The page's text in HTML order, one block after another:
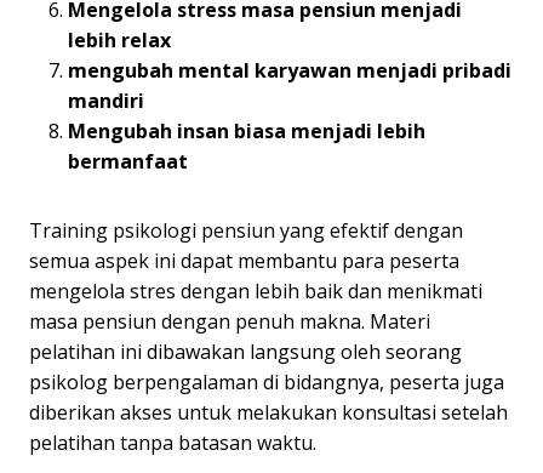
Mengelola stress masa pensiun menjadi
lebih relax
mengubah mental karyawan menjadi pribadi
mandiri
Mengubah insan biasa menjadi lebih
bermanfaat
Training psikologi pensiun yang efektif dengan
semua aspek ini dapat membantu para peserta
mengelola stres dengan lebih baik dan menikmati
masa pensiun dengan penuh makna. Materi
pelatihan ini dibawakan langsung oleh seorang
psikolog berpengalaman di bidangnya, peserta juga
diberikan akses untuk melakukan konsultasi setelah
pelatihan tanpa batasan waktu.